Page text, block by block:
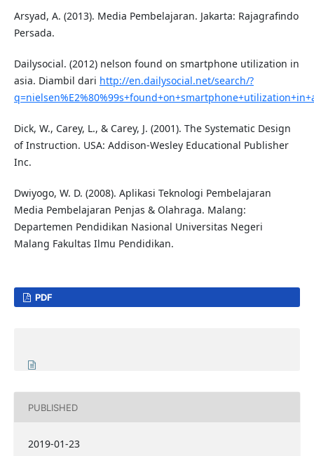
Arsyad, A. (2013). Media Pembelajaran. Jakarta: Rajagrafindo
Persada.
Dailysocial. (2012) nelson found on smartphone utilization in
asia. Diambil dari http://en.dailysocial.net/search/?
Dick, W., Carey, L., & Carey, J. (2001). The Systematic Design
of Instruction. USA: Addison-Wesley Educational Publisher
Inc.
Dwiyogo, W. D. (2008). Aplikasi Teknologi Pembelajaran
Media Pembelajaran Penjas & Olahraga. Malang:
Departemen Pendidikan Nasional Universitas Negeri
Malang Fakultas Ilmu Pendidikan.
PDF
PUBLISHED
2019-01-23